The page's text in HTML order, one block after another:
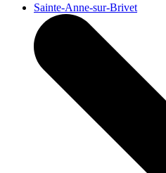
Sainte-Anne-sur-Brivet